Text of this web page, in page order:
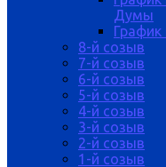
Думы
График
8-й созыв
7-й созыв
6-й созыв
5-й созыв
4-й созыв
3-й созыв
2-й созыв
1-й созыв